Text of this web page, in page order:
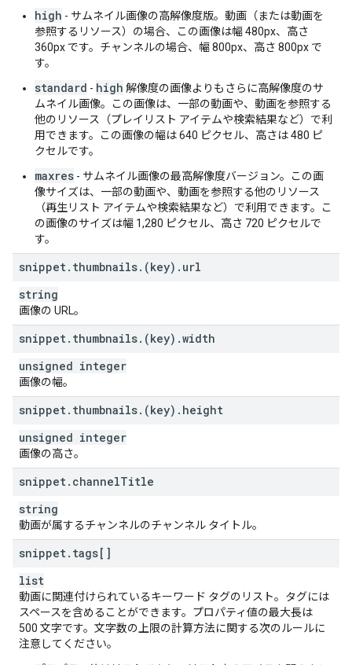
"smsaRating": string
,
"tvpgRating": string
,
"ytRating": string
"hasCustomThumbnail": boolean
},
"status":
"uploadStatus": string
,
"failureReason
"rejectionReason": string
,
"privacyStatus": string
,
"publishAt": datetime
,
"license": string
,
"publicStatsViewable": boolean
,
"madeForKids" : boolean
"
},
"statistics":
"viewCount": string
,
"likeCount"
" dislikeCount
"favoriteCount": string
,
"commentCount ": string
"paidProductPlacementDetails
"hasPaidProductPlacement
},
"player":
"embedHeight" : long
,
" embedWidth " :
long
},
string
],
"relevantTopicIds": [
string
],
high - サムネイル画像の高解像度版。動画（または動画を
参照するリソース）の場合、この画像は幅 480px、高さ
360px です。チャンネルの場合、幅 800px、高さ 800px で
す。
standard - high 解像度の画像よりもさらに高解像度のサ
ムネイル画像。この画像は、一部の動画や、動画を参照する
他のリソース（プレイリスト アイテムや検索結果など）で利
用できます。この画像の幅は 640 ピクセル、高さは 480 ピ
クセルです。
maxres - サムネイル画像の最高解像度バージョン。この画
像サイズは、一部の動画や、動画を参照する他のリソース
（再生リスト アイテムや検索結果など）で利用できます。こ
の画像のサイズは幅 1,280 ピクセル、高さ 720 ピクセルで
す。
snippet. thumbnails. (key) . url
string
画像の URL。
snippet. thumbnails. (key) .width
unsigned integer
画像の幅。
snippet. thumbnails. (key) . height
unsigned integer
画像の高さ。
snippet. channelTitle
string
動画が属するチャンネルのチャンネル タイトル。
snippet. tags[]
list
動画に関連付けられているキーワード タグのリスト。タグには
スペースを含めることができます。プロパティ値の最大長は
500 文字です。文字数の上限の計算方法に関する次のルールに
注意してください。